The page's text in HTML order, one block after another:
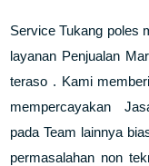
Service Tukang poles
layanan Penjualan
teraso . Kami
mempercayakan
pada Team lainnya
permasalahan non